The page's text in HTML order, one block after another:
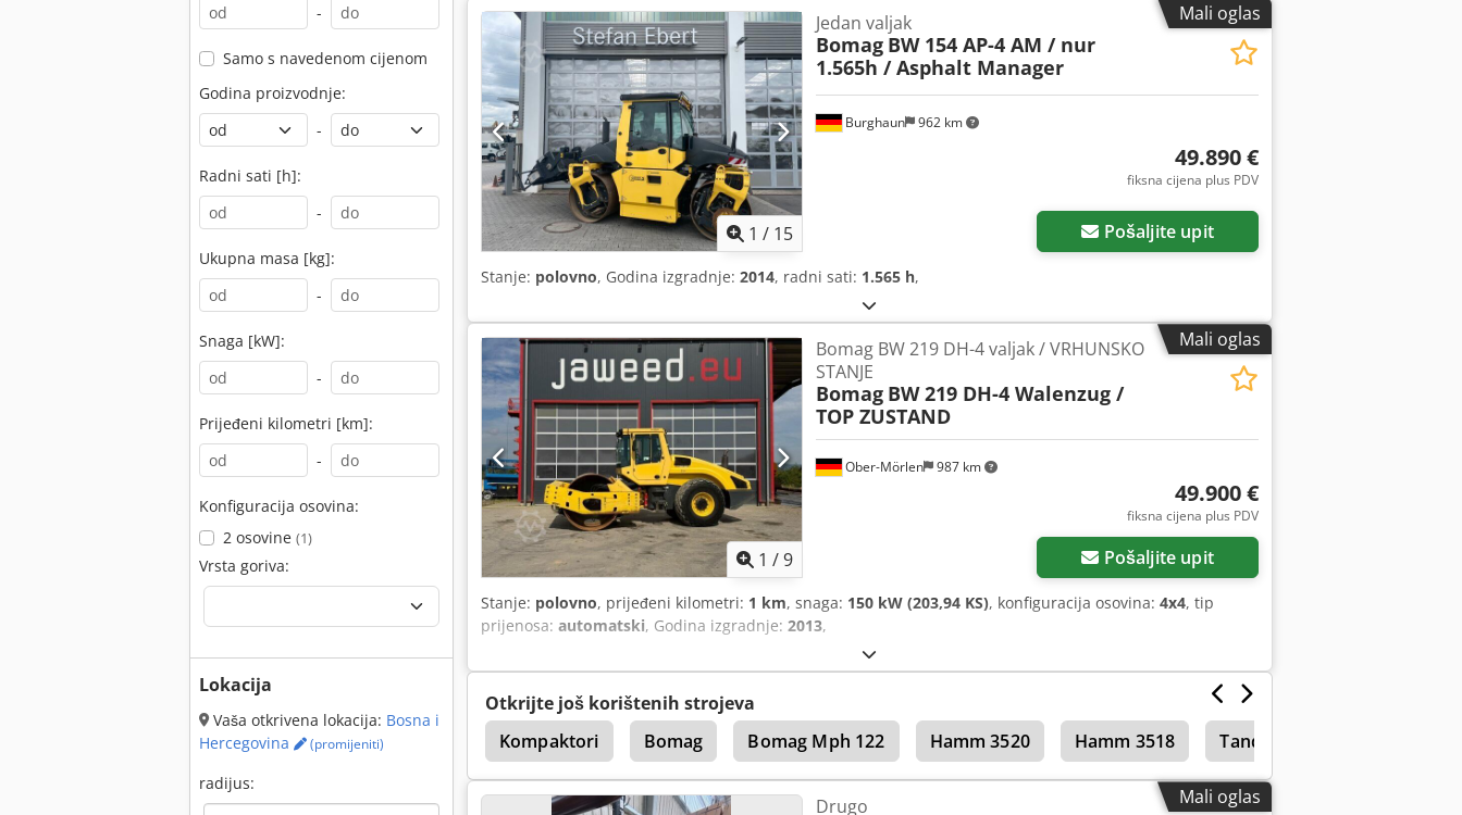
-
Samo s navedenom cijenom
Godina proizvodnje:
-
Radni sati [h]:
-
Ukupna masa [kg]:
-
Snaga [kW]:
-
Prijeđeni kilometri [km]:
-
Konfiguracija osovina:
2 osovine (1)
Vrsta goriva:
Lokacija
Vaša otkrivena lokacija: Bosna i
Hercegovina
(promijeniti)
radijus:
Mali oglas
1 / 15
Burghaun 962 km
Jedan valjak
Bomag BW 154 AP-4 AM / nur
1.565h / Asphalt Manager
49.890 €
fiksna cijena plus PDV
Pošaljite upit
Stanje: polovno, Godina izgradnje: 2014, radni sati: 1.565 h,
Mali oglas
1 /9
Ober-Mörlen 987 km
Bomag BW 219 DH-4 valjak / VRHUNSKO
STANJE
Bomag BW 219 DH-4 Walenzug /
TOP ZUSTAND
49.900 €
fiksna cijena plus PDV
Pošaljite upit
Stanje: polovno, prijeđeni kilometri: 1 km, snaga: 150 kW (203,94 KS), konfiguracija osovina: 4x4, tip
prijenosa: automatski, Godina izgradnje: 2013,
Otkrijte još korištenih strojeva
Kompaktori
Bomag Bomag Mph 122 Hamm 3520 Hamm 3518 Tandem valjci
Hamm 3518 Hamm 3414
Mali oglas
Drugo